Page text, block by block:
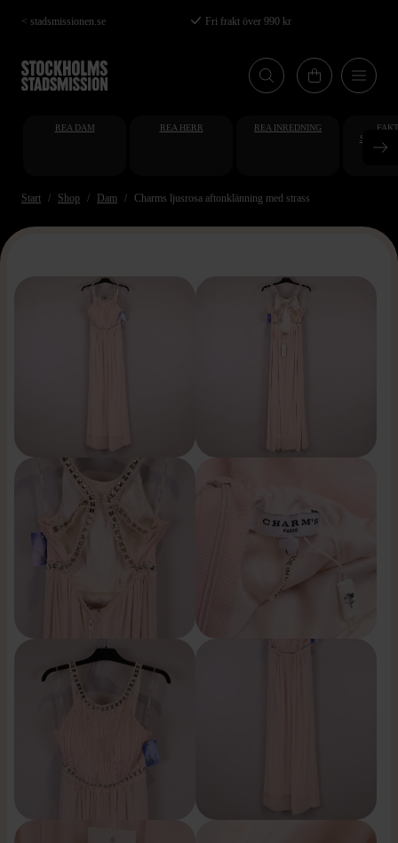
Hoppa
till
huvudinnehåll
< stadsmissionen.se Fri frakt över 990 kr
REA DAM REA HERR REA INREDNING
Start Shop Dam Charms ljusrosa aftonklänning med strass